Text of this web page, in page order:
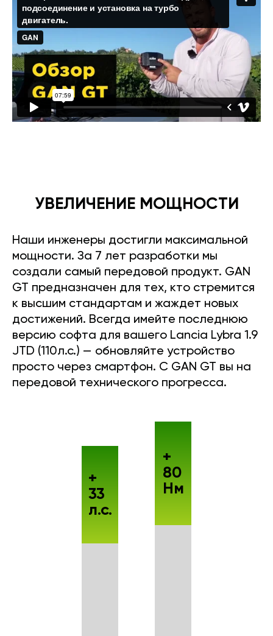
УВЕЛИЧЕНИЕ МОЩНОСТИ
Наши инженеры достигли максимальной
мощности. За 7 лет разработки мы
создали самый передовой продукт. GAN
GT предназначен для тех, кто стремится
к высшим стандартам и жаждет новых
достижений. Всегда имейте последнюю
версию софта для вашего Lancia Lybra 1.9
JTD (110л.с.) — обновляйте устройство
просто через смартфон. С GAN GT вы на
передовой технического прогресса.
+
33
л.с.
+
80
Нм